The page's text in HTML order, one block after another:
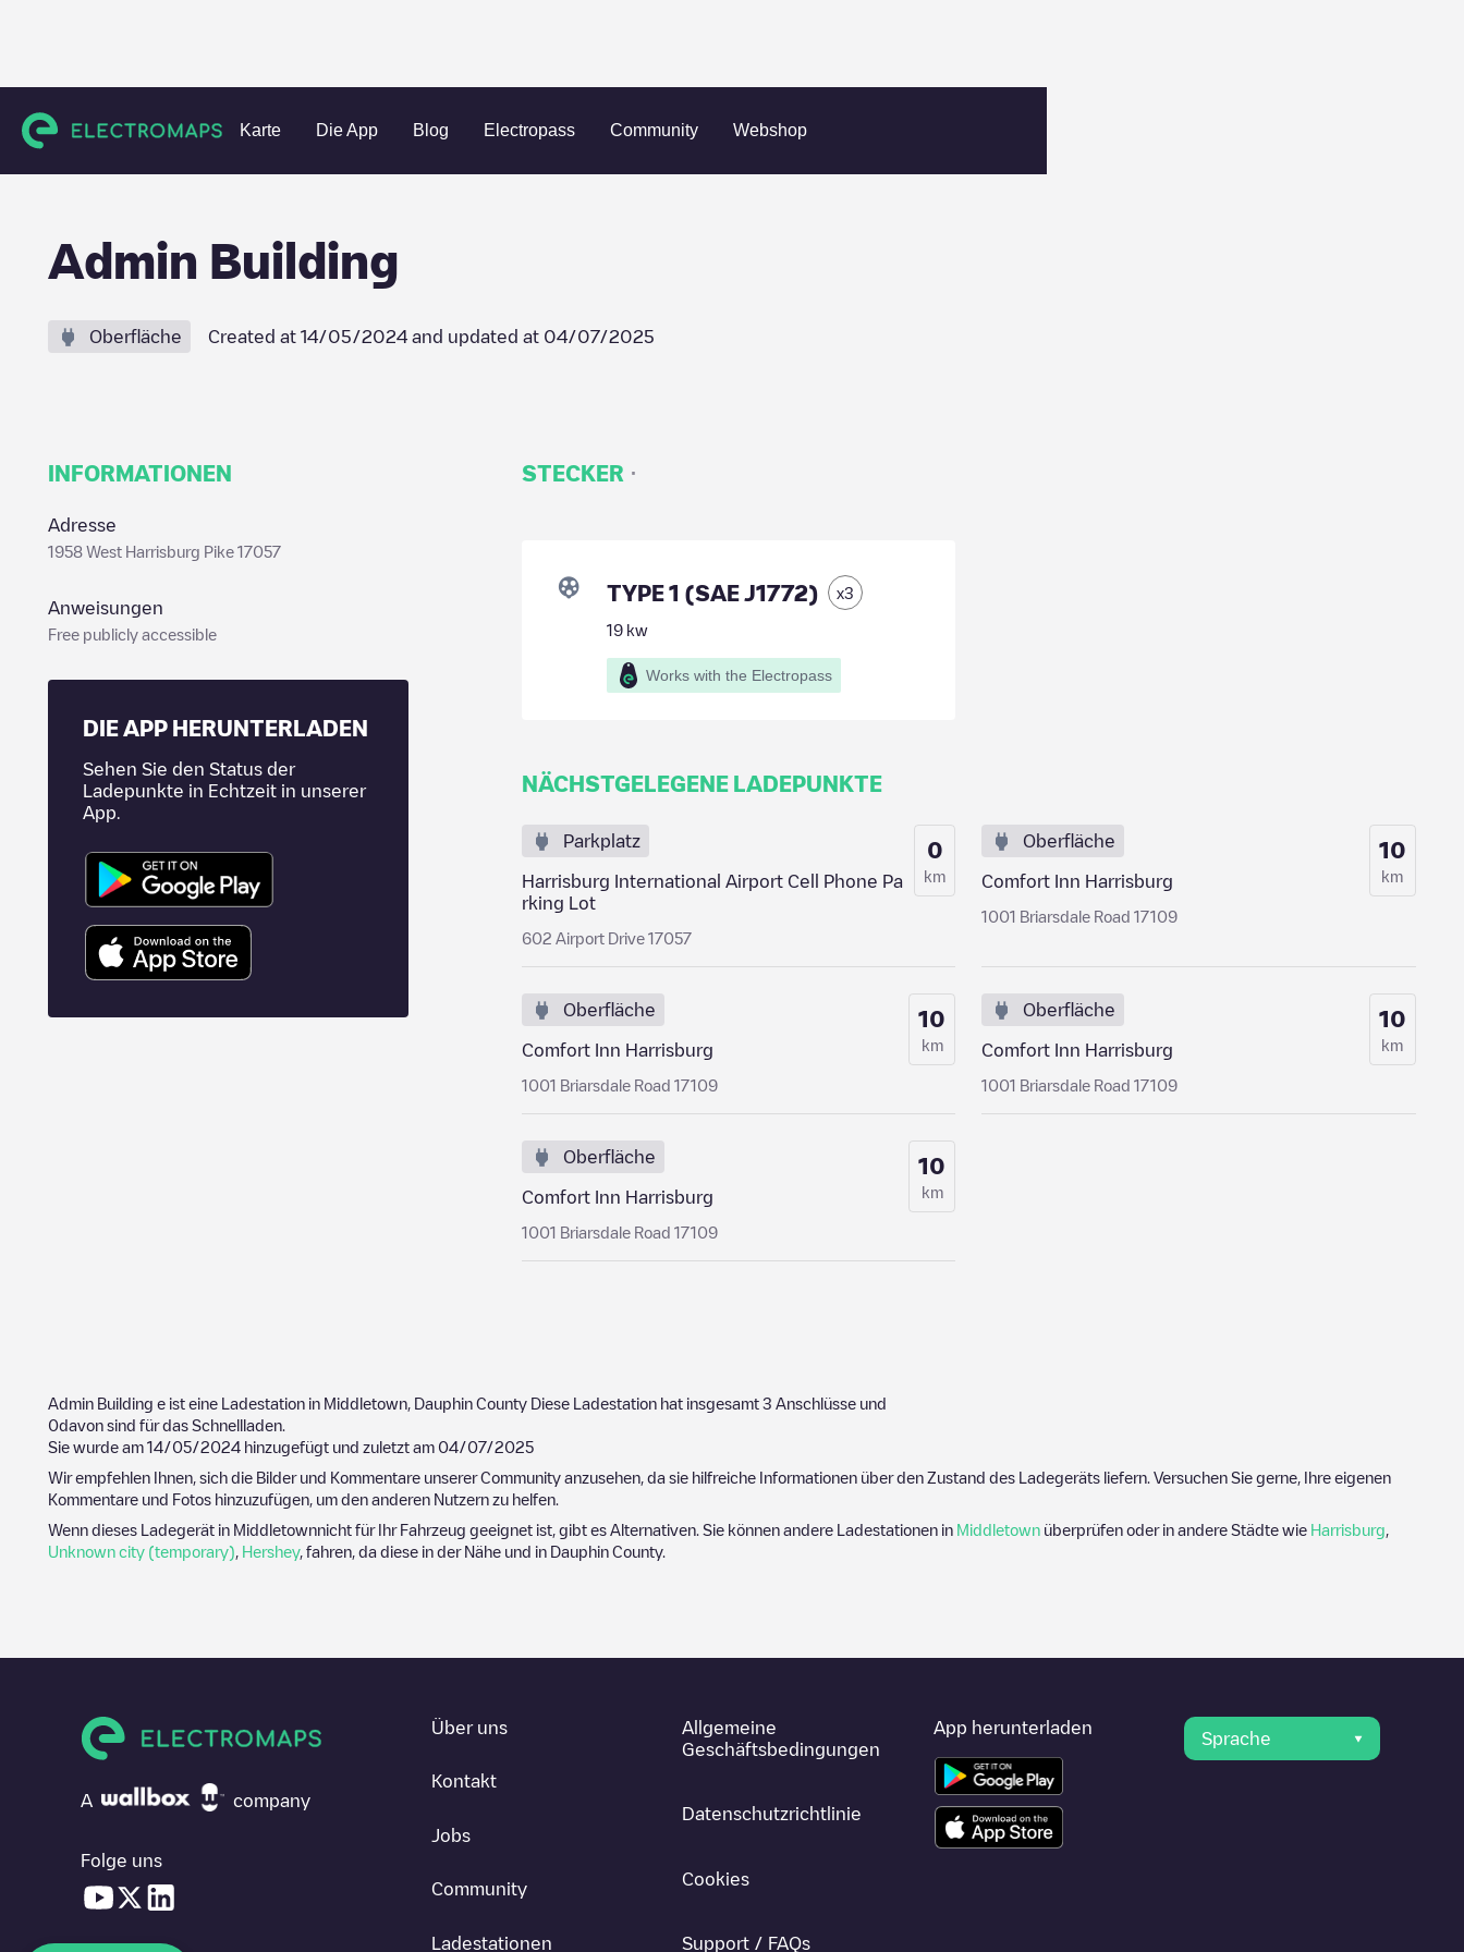
Karte Die App Blog Electropass Community Webshop
Charging stations Vereinigte Staaten Dauphin County Middletown Admin Building
Admin Building
Oberfläche Created at 14/05/2024 and updated at 04/07/2025
INFORMATIONEN
Adresse
1958 West Harrisburg Pike 17057
Anweisungen
Free publicly accessible
DIE APP HERUNTERLADEN
Sehen Sie den Status der
Ladepunkte in Echtzeit in unserer
App.
STECKER ·
TYPE 1 (SAE J1772) x3
19kw
Works with the Electropass
NÄCHSTGELEGENE LADEPUNKTE
Parkplatz
Harrisburg International Airport Cell Phone Pa
rking Lot
602 Airport Drive 17057
0
km
Oberfläche
Comfort Inn Harrisburg
1001 Briarsdale Road 17109
10
km
Oberfläche
Comfort Inn Harrisburg
1001 Briarsdale Road 17109
10
km
Oberfläche
Comfort Inn Harrisburg
1001 Briarsdale Road 17109
10
km
Oberfläche
Comfort Inn Harrisburg
1001 Briarsdale Road 17109
10
km
Admin Building e ist eine Ladestation in Middletown Dauphin County Diese Ladestation hat insgesamt 3 Anschlüsse und
0davon sind für das Schnellladen.
Sie wurde am 14/05/2024 hinzugefügt und zuletzt am 04/07/2025
Wir empfehlen Ihnen, sich die Bilder und Kommentare unserer Community anzusehen, da sie hilfreiche Informationen über den Zustand des Ladegeräts liefern. Versuchen Sie gerne, Ihre eigenen
Kommentare und Fotos hinzuzufügen, um den anderen Nutzern zu helfen.
Wenn dieses Ladegerät in Middletownnicht für Ihr Fahrzeug geeignet ist, gibt es Alternativen. Sie können andere Ladestationen in Middletown überprüfen oder in andere Städte wie Harrisburg
Unknown city (temporary)
Hershey, fahren, da diese in der Nähe und in Dauphin County.
A company
Folge uns
Über uns
Kontakt
Jobs
Community
Ladestationen
Allgemeine
Geschäftsbedingungen
Datenschutzrichtlinie
Cookies
Support / FAQs
App herunterladen
Sprache